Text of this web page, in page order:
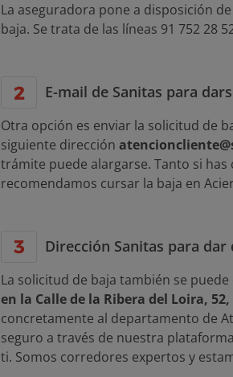
La aseguradora pone a disposición
baja. Se trata de las líneas 91 752 28
E-mail de Sanitas para
Otra opción es enviar la solicitud de
siguiente dirección
trámite puede alargarse. Tanto si
recomendamos cursar la baja en
Dirección Sanitas para dar
La solicitud de baja también se
en la Calle de la Ribera del Loira, 52,
concretamente al departamento de
seguro a través de nuestra
ti. Somos corredores expertos y